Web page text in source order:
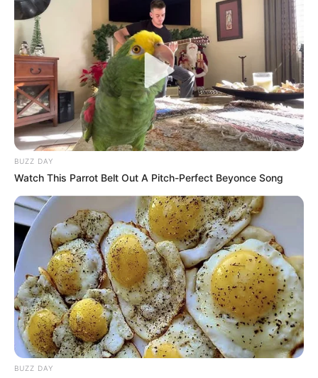
Bikin Ngakak, 10 Potret
Cosplay Murah Pakai Bahan
Seadanya
Anti Mainstream, 10 Cara
Membawa Barang Belanjaan
Versi Warga Thailand
BUZZ DAY
Watch This Parrot Belt Out A Pitch-Perfect Beyonce Song
BUZZ DAY